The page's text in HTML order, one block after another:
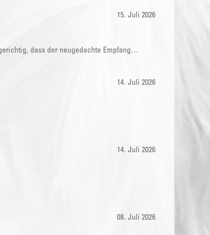
15. Juli 2026
dass der neugedachte Empfang…
14. Juli 2026
14. Juli 2026
08. Juli 2026